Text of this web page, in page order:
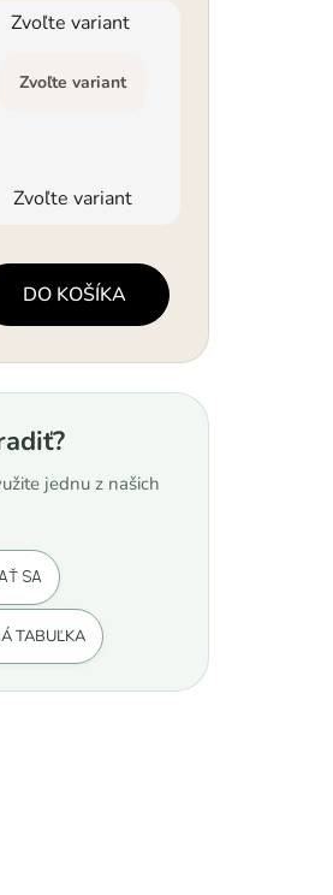
Zvoľte variant
Zvoľte variant
Zvoľte variant
DO KOŠÍKA
jednu z našich
SA
TABUĽKA